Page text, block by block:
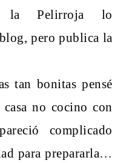
la Pelirroja lo
pero publica la
tan bonitas pensé
no cocino con
complicado
para prepararla…